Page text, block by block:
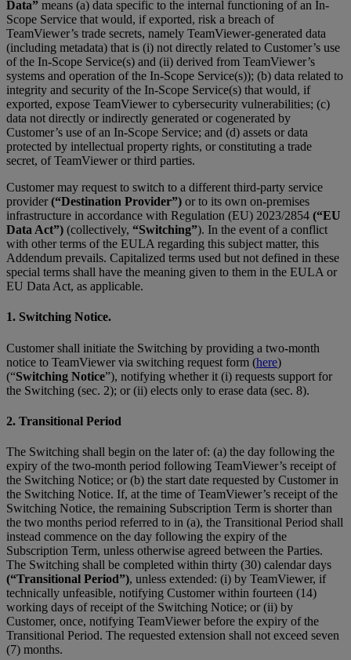
Data” means (a) data specific to the internal functioning of an In-
Scope Service that would, if exported, risk a breach of
TeamViewer’s trade secrets, namely TeamViewer-generated data
(including metadata) that is (i) not directly related to Customer’s use
of the In-Scope Service(s) and (ii) derived from TeamViewer’s
systems and operation of the In-Scope Service(s)); (b) data related to
integrity and security of the In-Scope Service(s) that would, if
exported, expose TeamViewer to cybersecurity vulnerabilities; (c)
data not directly or indirectly generated or cogenerated by
Customer’s use of an In-Scope Service; and (d) assets or data
protected by intellectual property rights, or constituting a trade
secret, of TeamViewer or third parties.
Customer may request to switch to a different third-party service
provider(“Destination Provider”) or to its own on-premises
infrastructure in accordance with Regulation (EU) 2023/2854 (“EU
Data Act”) (collectively, “Switching”). In the event of a conflict
with other terms of the EULA regarding this subject matter, this
Addendum prevails. Capitalized terms used but not defined in these
special terms shall have the meaning given to them in the EULA or
EU Data Act, as applicable.
1. Switching Notice.
Customer shall initiate the Switching by providing a two-month
notice to TeamViewer via switching request form (here)
(“Switching Notice”), notifying whether it (i) requests support for
the Switching (sec. 2); or (ii) elects only to erase data (sec. 8).
2. Transitional Period
The Switching shall begin on the later of: (a) the day following the
expiry of the two-month period following TeamViewer’s receipt of
the Switching Notice; or (b) the start date requested by Customer in
the Switching Notice. If, at the time of TeamViewer’s receipt of the
Switching Notice, the remaining Subscription Term is shorter than
the two months period referred to in (a), the Transitional Period shall
instead commence on the day following the expiry of the
Subscription Term, unless otherwise agreed between the Parties.
The Switching shall be completed within thirty (30) calendar days
(“Transitional Period”), unless extended: (i) by TeamViewer, if
technically unfeasible, notifying Customer within fourteen (14)
working days of receipt of the Switching Notice; or (ii) by
Customer, once, notifying TeamViewer before the expiry of the
Transitional Period. The requested extension shall not exceed seven
(7) months.